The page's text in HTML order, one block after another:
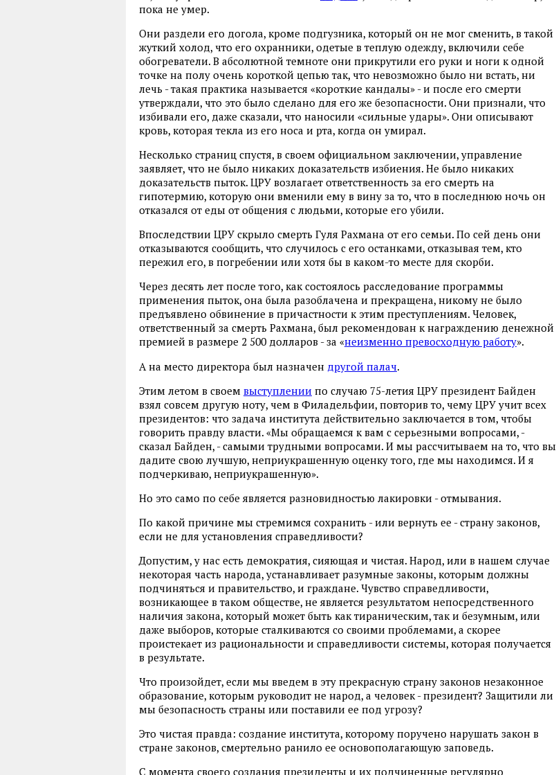
пока не умер.
Они раздели его догола, кроме подгузника, который он не мог сменить, в такой
жуткий холод, что его охранники, одетые в теплую одежду, включили себе
обогреватели. В абсолютной темноте они прикрутили его руки и ноги к одной
точке на полу очень короткой цепью так, что невозможно было ни встать, ни
лечь - такая практика называется «короткие кандалы» - и после его смерти
утверждали, что это было сделано для его же безопасности. Они признали, что
избивали его, даже сказали, что наносили «сильные удары». Они описывают
кровь, которая текла из его носа и рта, когда он умирал.
Несколько страниц спустя, в своем официальном заключении, управление
заявляет, что не было никаких доказательств избиения. Не было никаких
доказательств пыток. ЦРУ возлагает ответственность за его смерть на
гипотермию, которую они вменили ему в вину за то, что в последнюю ночь он
отказался от еды от общения с людьми, которые его убили.
Впоследствии ЦРУ скрыло смерть Гуля Рахмана от его семьи. По сей день они
отказываются сообщить, что случилось с его останками, отказывая тем, кто
пережил его, в погребении или хотя бы в каком-то месте для скорби.
Через десять лет после того, как состоялось расследование программы
применения пыток, она была разоблачена и прекращена, никому не было
предъявлено обвинение в причастности к этим преступлениям. Человек,
ответственный за смерть Рахмана, был рекомендован к награждению денежной
премией в размере 2 500 долларов - за «неизменно превосходную работу».
А на место директора был назначен другой палач.
Этим летом в своем выступлении по случаю 75-летия ЦРУ президент Байден
взял совсем другую ноту, чем в Филадельфии, повторив то, чему ЦРУ учит всех
президентов: что задача института действительно заключается в том, чтобы
говорить правду власти. «Мы обращаемся к вам с серьезными вопросами, -
сказал Байден, - самыми трудными вопросами. И мы рассчитываем на то, что вы
дадите свою лучшую, неприукрашенную оценку того, где мы находимся. И я
подчеркиваю, неприукрашенную».
Но это само по себе является разновидностью лакировки - отмывания.
По какой причине мы стремимся сохранить - или вернуть ее - страну законов,
если не для установления справедливости?
Допустим, у нас есть демократия, сияющая и чистая. Народ, или в нашем случае
некоторая часть народа, устанавливает разумные законы, которым должны
подчиняться и правительство, и граждане. Чувство справедливости,
возникающее в таком обществе, не является результатом непосредственного
наличия закона, который может быть как тираническим, так и безумным, или
даже выборов, которые сталкиваются со своими проблемами, а скорее
проистекает из рациональности и справедливости системы, которая получается
в результате.
Что произойдет, если мы введем в эту прекрасную страну законов незаконное
образование, которым руководит не народ, а человек - президент? Защитили ли
мы безопасность страны или поставили ее под угрозу?
Это чистая правда: создание института, которому поручено нарушать закон в
стране законов, смертельно ранило ее основополагающую заповедь.
С момента своего создания президенты и их подчиненные регулярно